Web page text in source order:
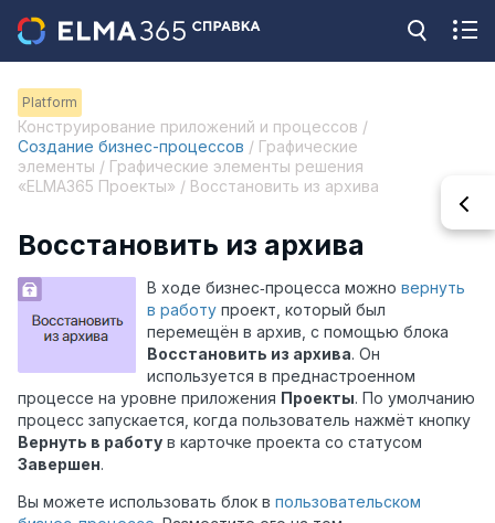
Platform
Конструирование приложений и процессов /
Создание бизнес-процессов / Графические
элементы / Графические элементы решения
«ELMA365 Проекты» / Восстановить из архива
Восстановить из архива
В ходе бизнес‑процесса можно вернуть
в работу проект, который был
перемещён в архив, с помощью блока
Восстановить из архива. Он
используется в преднастроенном
процессе на уровне приложения Проекты. По умолчанию
процесс запускается, когда пользователь нажмёт кнопку
Вернуть в работу в карточке проекта со статусом
Завершен.
Вы можете использовать блок в пользовательском